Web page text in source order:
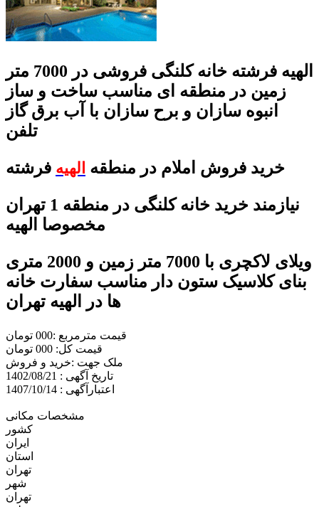
الهیه فرشته خانه کلنگی فروشی در 7000 متر
زمین در منطقه ای مناسب ساخت و ساز
انبوه سازان و برح سازان با آب برق گاز
تلفن
خرید فروش املام در منطقه الهیه فرشته
نیازمند خرید خانه کلنگی در منطقه 1 تهران
مخصوصا الهیه
ویلای لاکچری با 7000 متر زمین و 2000 متری
بنای کلاسیک ستون دار مناسب سفارت خانه
ها در الهیه تهران
قیمت مترمربع :000 تومان
قیمت کل: 000 تومان
ملک جهت :خريد و فروش
تاریخ آگهی : 1402/08/21
اعتبارآگهی : 1407/10/14
مشخصات مکانی
کشور
ایران
استان
تهران
شهر
تهران